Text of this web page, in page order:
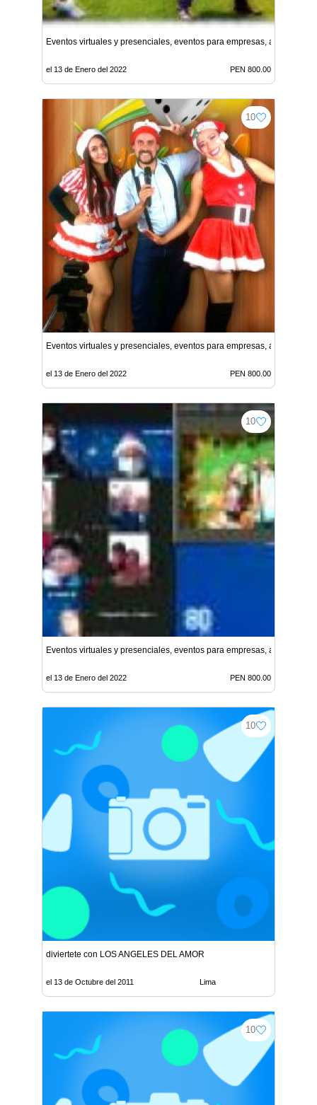
Eventos virtuales y presenciales, eventos para empresas, animación,
el 13 de Enero del 2022 PEN 800.00
10
Eventos virtuales y presenciales, eventos para empresas, animación,
el 13 de Enero del 2022 PEN 800.00
10
Eventos virtuales y presenciales, eventos para empresas, animación,
el 13 de Enero del 2022 PEN 800.00
10
diviertete con LOS ANGELES DEL AMOR
el 13 de Octubre del 2011 Lima
10